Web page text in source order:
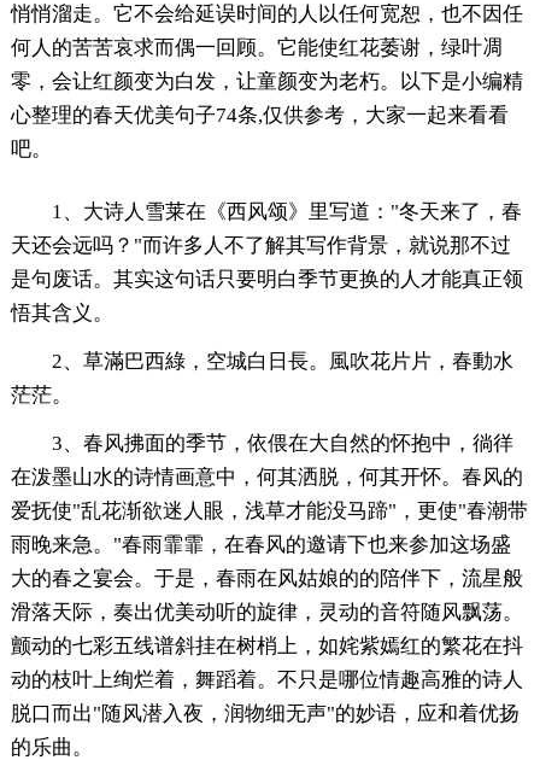
悄悄溜走。它不会给延误时间的人以任何宽恕，也不因任
何人的苦苦哀求而偶一回顾。它能使红花萎谢，绿叶凋
零，会让红颜变为白发，让童颜变为老朽。以下是小编精
心整理的春天优美句子74条,仅供参考，大家一起来看看
吧。
1、大诗人雪莱在《西风颂》里写道："冬天来了，春
天还会远吗？"而许多人不了解其写作背景，就说那不过
是句废话。其实这句话只要明白季节更换的人才能真正领
悟其含义。
2、草滿巴西綠，空城白日長。風吹花片片，春動水
茫茫。
3、春风拂面的季节，依偎在大自然的怀抱中，徜徉
在泼墨山水的诗情画意中，何其洒脱，何其开怀。春风的
爱抚使"乱花渐欲迷人眼，浅草才能没马蹄"，更使"春潮带
雨晚来急。"春雨霏霏，在春风的邀请下也来参加这场盛
大的春之宴会。于是，春雨在风姑娘的的陪伴下，流星般
滑落天际，奏出优美动听的旋律，灵动的音符随风飘荡。
颤动的七彩五线谱斜挂在树梢上，如姹紫嫣红的繁花在抖
动的枝叶上绚烂着，舞蹈着。不只是哪位情趣高雅的诗人
脱口而出"随风潜入夜，润物细无声"的妙语，应和着优扬
的乐曲。